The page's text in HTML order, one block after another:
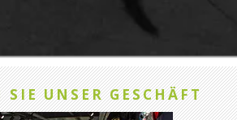
SIE UNSER GESCHÄFT